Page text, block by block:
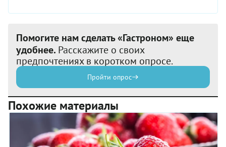
Помогите нам сделать «Гастроном» еще
удобнее. Расскажите о своих
предпочтениях в коротком опросе.
Пройти опрос
Похожие материалы